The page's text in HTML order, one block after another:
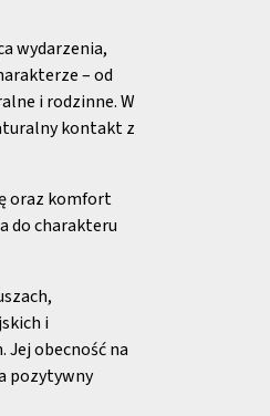
wydarzenia,
– od
i rodzinne. W
kontakt z
oraz komfort
do charakteru
i
obecność na
pozytywny